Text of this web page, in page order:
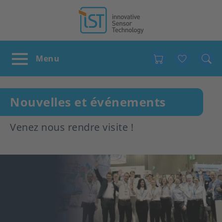
Nouvelles et événements
Venez nous rendre visite !